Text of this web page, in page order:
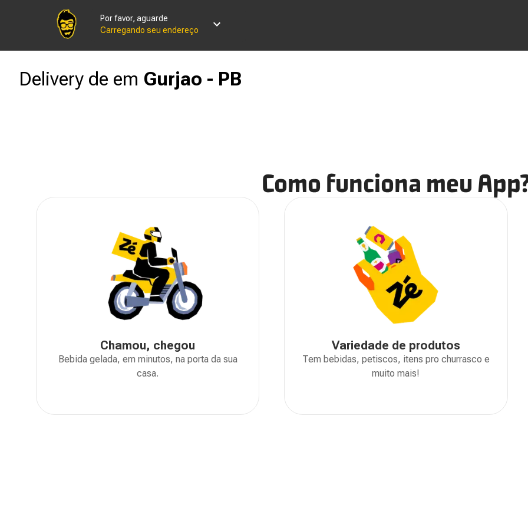
Por favor, aguarde
Carregando seu endereço
Delivery de em Gurjao - PB
Como funciona meu
Chamou, chegou
Bebida gelada, em minutos, na porta da sua
casa.
Variedade de produtos
Tem bebidas, petiscos, itens pro churrasco e
muito mais!